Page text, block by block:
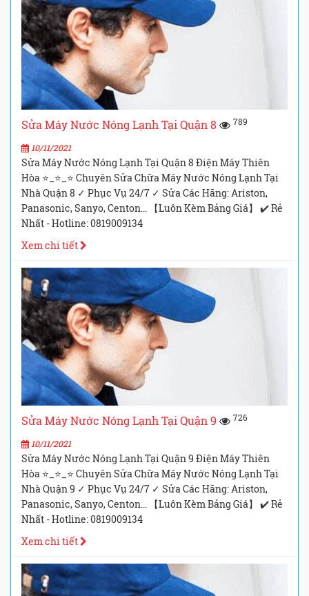
Sửa Máy Nước Nóng Lạnh Tại Quận 8 789
10/11/2021
Sửa Máy Nước Nóng Lạnh Tại Quận 8 Điện Máy Thiên
Hòa ⭐_⭐_⭐ Chuyên Sửa Chữa Máy Nước Nóng Lạnh Tại
Nhà Quận 8 ✓ Phục Vụ 24/7 ✓ Sửa Các Hãng: Ariston,
Panasonic, Sanyo, Centon... 【Luôn Kèm Bảng Giá】 ✔️ Rẻ
Nhất - Hotline: 0819009134
Xem chi tiết
Sửa Máy Nước Nóng Lạnh Tại Quận 9 726
10/11/2021
Sửa Máy Nước Nóng Lạnh Tại Quận 9 Điện Máy Thiên
Hòa ⭐_⭐_⭐ Chuyên Sửa Chữa Máy Nước Nóng Lạnh Tại
Nhà Quận 9 ✓ Phục Vụ 24/7 ✓ Sửa Các Hãng: Ariston,
Panasonic, Sanyo, Centon... 【Luôn Kèm Bảng Giá】 ✔️ Rẻ
Nhất - Hotline: 0819009134
Xem chi tiết